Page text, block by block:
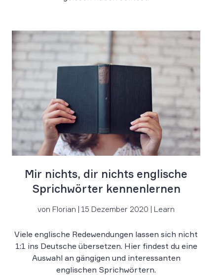
Mir nichts, dir nichts englische
Sprichwörter kennenlernen
von Florian | 15 Dezember 2020 | Learn
Viele englische Redewendungen lassen sich nicht
1:1 ins Deutsche übersetzen. Hier findest du eine
Auswahl an gängigen und interessanten
englischen Sprichwörtern.